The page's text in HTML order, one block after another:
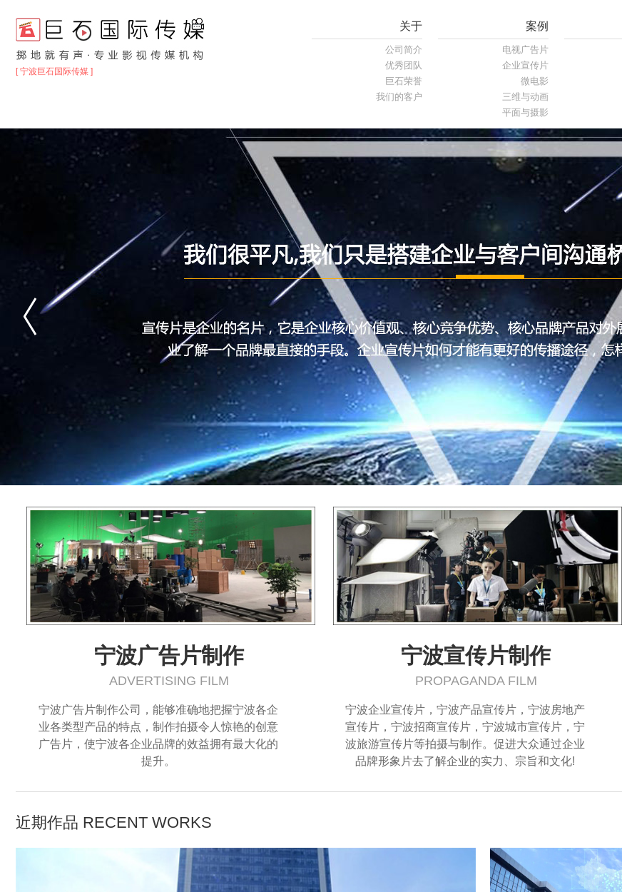
[ 宁波巨石国际传媒 ]
关于
公司简介
优秀团队
巨石荣誉
我们的客户
案例
电视广告片
企业宣传片
微电影
三维与动画
平面与摄影
宁波广告片制作
ADVERTISING FILM
宁波广告片制作公司，能够准确地把握宁波各企
业各类型产品的特点，制作拍摄令人惊艳的创意
广告片，使宁波各企业品牌的效益拥有最大化的
提升。
宁波宣传片制作
PROPAGANDA FILM
宁波企业宣传片，宁波产品宣传片，宁波房地产
宣传片，宁波招商宣传片，宁波城市宣传片，宁
波旅游宣传片等拍摄与制作。促进大众通过企业
品牌形象片去了解企业的实力、宗旨和文化!
近期作品 RECENT WORKS